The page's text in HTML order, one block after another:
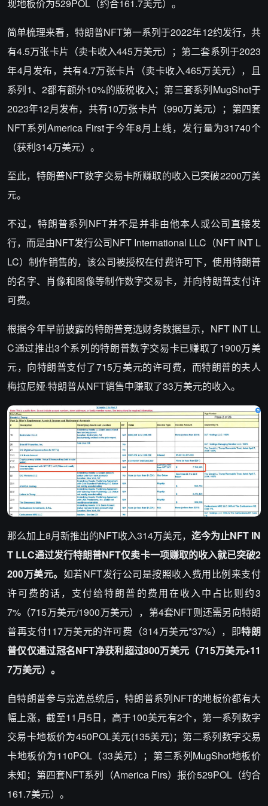
现地板价为529POL（约合161.7美元）。
简单梳理来看，特朗普NFT第一系列于2022年12约发行，共
有4.5万张卡片（卖卡收入445万美元）；第二套系列于2023
年4月发布，共有4.7万张卡片（卖卡收入465万美元），且
系列1、2都有额外10%的版税收入；第三套系列MugShot于
2023年12月发布，共有10万张卡片（990万美元）；第四套
NFT系列America First于今年8月上线，发行量为31740个
（获利314万美元）。
至此，特朗普NFT数字交易卡所赚取的收入已突破2200万美
元。
不过，特朗普系列NFT并不是并非由他本人或公司直接发
行，而是由NFT发行公司NFT International LLC（NFT INT L
LC）制作销售的，该公司被授权在付费许可下，使用特朗普
的名字、肖像和图像等制作数字交易卡，并向特朗普支付许
可费。
根据今年早前披露的特朗普竞选财务数据显示，NFT INT LL
C通过推出3个系列的特朗普数字交易卡已赚取了1900万美
元，向特朗普支付了715万美元的许可费，而特朗普的夫人
梅拉尼娅·特朗普从NFT销售中赚取了33万美元的收入。
那么加上8月新推出的NFT收入314万美元， 迄今为止NFT IN
T LLC通过发行特朗普NFT仅卖卡一项赚取的收入就已突破2
200万美元。 如若NFT发行公司是按照收入费用比例来支付
许可费的话，支付给特朗普的费用在收入中占比则约3
7%（715万美元/1900万美元），第4套NFT则还需另向特朗
普再支付117万美元的许可费（314万美元*37%），即特朗
普仅仅通过冠名NFT净获利超过800万美元（715万美元+11
7万美元）。
自特朗普参与竞选总统后，特朗普系列NFT的地板价都有大
幅上涨，截至11月5日，高于100美元有2个，第一系列数字
交易卡地板价为450POL美元(135美元)；第二系列数字交易
卡地板价为110POL（33美元）；第三系列MugShot地板价
未知；第四套NFT系列（America Firs）报价529POL（约合
161.7美元）。